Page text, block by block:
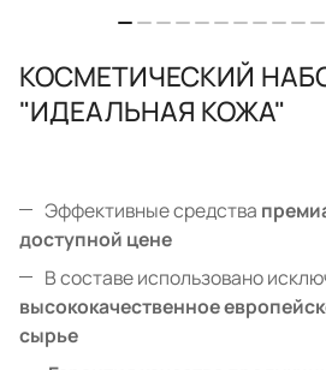
КОСМЕТИЧЕСКИЙ
"ИДЕАЛЬНАЯ КОЖА"
Эффективные средства
доступной цене
В составе использовано
высококачественное
сырье